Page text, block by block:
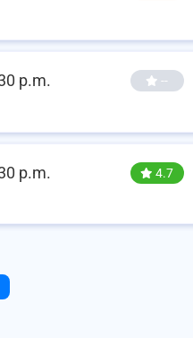
p.m. --
p.m. 4.7